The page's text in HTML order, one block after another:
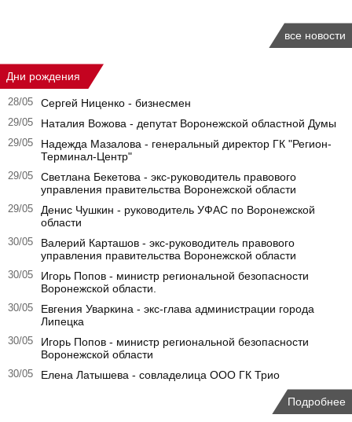
все новости
Дни рождения
28/05 Сергей Ниценко - бизнесмен
29/05 Наталия Вожова - депутат Воронежской областной Думы
29/05
Надежда Мазалова - генеральный директор ГК "Регион-
Терминал-Центр"
29/05
Светлана Бекетова - экс-руководитель правового
управления правительства Воронежской области
29/05
Денис Чушкин - руководитель УФАС по Воронежской
области
30/05
Валерий Карташов - экс-руководитель правового
управления правительства Воронежской области
30/05
Игорь Попов - министр региональной безопасности
Воронежской области.
30/05
Евгения Уваркина - экс-глава администрации города
Липецка
30/05
Игорь Попов - министр региональной безопасности
Воронежской области
30/05 Елена Латышева - совладелица ООО ГК Трио
Подробнее